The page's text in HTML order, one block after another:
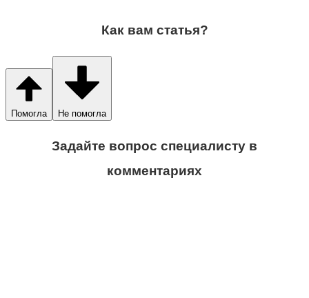
Как вам статья?
Помогла Не помогла
Задайте вопрос специалисту в
комментариях